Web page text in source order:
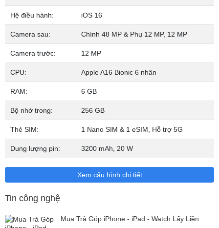
Thép không gỉ siêu bền, sang trọng
hai mặt cứng cường lực phủ gốm siêu bền. Tuy nhiên do cụm
camera được nâng cấp lớn hơn, nên bạn sẽ không thể sử dụng
chung ốp lưng với dòng iPhone 13 Pro trước đây.
Hệ điều hành: iOS 16
Camera sau: Chính 48 MP & Phụ 12 MP, 12 MP
Camera trước: 12 MP
CPU: Apple A16 Bionic 6 nhân
RAM: 6 GB
Bộ nhớ trong: 256 GB
Thẻ SIM: 1 Nano SIM & 1 eSIM, Hỗ trợ 5G
Dung lượng pin: 3200 mAh, 20 W
Xem cấu hình chi tiết
Tin công nghệ
Mua Trả Góp iPhone - iPad - Watch Lấy Liền